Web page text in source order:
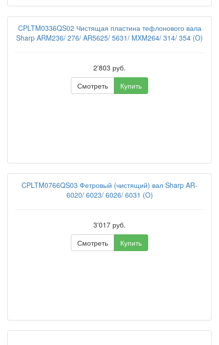
CPLTM0336QS02 Чистящая пластина тефлонового вала
Sharp ARM236/ 276/ AR5625/ 5631/ MXM264/ 314/ 354 (O)
2'803 руб.
Смотреть
Купить
CPLTM0766QS03 Фетровый (чистящий) вал Sharp AR-
6020/ 6023/ 6026/ 6031 (O)
3'017 руб.
Смотреть
Купить